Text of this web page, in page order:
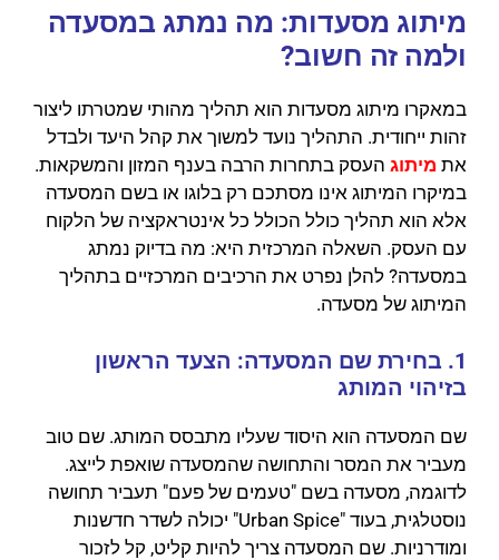
מיתוג מסעדות: מה נמתג במסעדה
ולמה זה חשוב?
במאקרו מיתוג מסעדות הוא תהליך מהותי שמטרתו ליצור
זהות ייחודית. התהליך נועד למשוך את קהל היעד ולבדל
את מיתוג העסק בתחרות הרבה בענף המזון והמשקאות.
במיקרו המיתוג אינו מסתכם רק בלוגו או בשם המסעדה
אלא הוא תהליך כולל הכולל כל אינטראקציה של הלקוח
עם העסק. השאלה המרכזית היא: מה בדיוק נמתג
במסעדה? להלן נפרט את הרכיבים המרכזיים בתהליך
המיתוג של מסעדה.
1. בחירת שם המסעדה: הצעד הראשון
בזיהוי המותג
שם המסעדה הוא היסוד שעליו מתבסס המותג. שם טוב
מעביר את המסר והתחושה שהמסעדה שואפת לייצג.
לדוגמה, מסעדה בשם "טעמים של פעם" תעביר תחושה
נוסטלגית, בעוד "Urban Spice" יכולה לשדר חדשנות
ומודרניות. שם המסעדה צריך להיות קליט, קל לזכור